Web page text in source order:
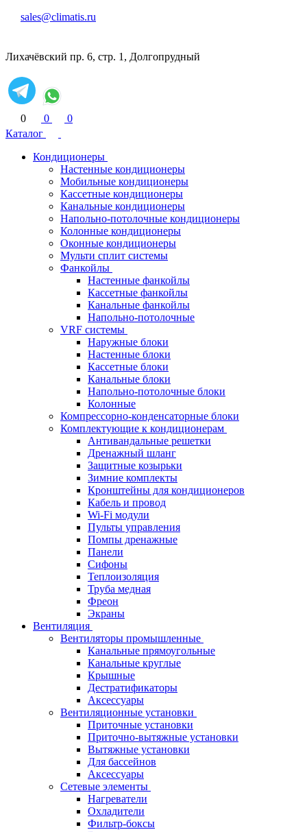
sales@climatis.ru
Лихачёвский пр. 6, стр. 1, Долгопрудный
0 0
0
Каталог
Кондиционеры
Настенные кондиционеры
Мобильные кондиционеры
Кассетные кондиционеры
Канальные кондиционеры
Напольно-потолочные кондиционеры
Колонные кондиционеры
Оконные кондиционеры
Мульти сплит системы
Фанкойлы
Настенные фанкойлы
Кассетные фанкойлы
Канальные фанкойлы
Напольно-потолочные
VRF системы
Наружные блоки
Настенные блоки
Кассетные блоки
Канальные блоки
Напольно-потолочные блоки
Колонные
Компрессорно-конденсаторные блоки
Комплектующие к кондиционерам
Антивандальные решетки
Дренажный шланг
Защитные козырьки
Зимние комплекты
Кронштейны для кондиционеров
Кабель и провод
Wi-Fi модули
Пульты управления
Помпы дренажные
Панели
Сифоны
Теплоизоляция
Труба медная
Фреон
Экраны
Вентиляция
Вентиляторы промышленные
Канальные прямоугольные
Канальные круглые
Крышные
Дестратификаторы
Аксессуары
Вентиляционные установки
Приточные установки
Приточно-вытяжные установки
Вытяжные установки
Для бассейнов
Аксессуары
Сетевые элементы
Нагреватели
Охладители
Фильтр-боксы